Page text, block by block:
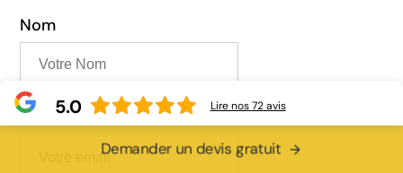
Nom
Email
Demander un devis gratuit
5.0 Lire nos72avis